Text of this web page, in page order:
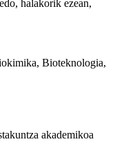
halakorik ezean,
Bioteknologia,
akademikoa